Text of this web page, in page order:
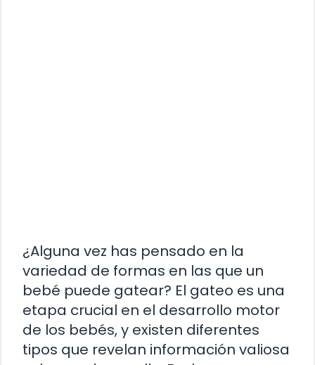
¿Alguna vez has pensado en la
variedad de formas en las que un
bebé puede gatear? El gateo es una
etapa crucial en el desarrollo motor
de los bebés, y existen diferentes
tipos que revelan información valiosa